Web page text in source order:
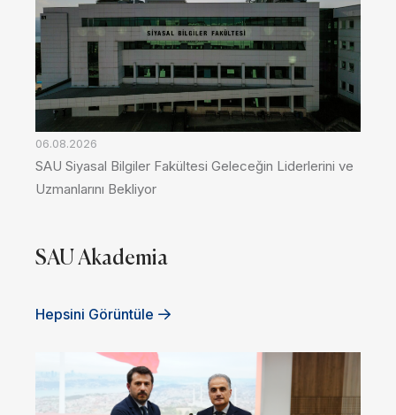
06.08.2026
SAU Siyasal Bilgiler Fakültesi Geleceğin Liderlerini ve
Uzmanlarını Bekliyor
SAU Akademia
Hepsini Görüntüle